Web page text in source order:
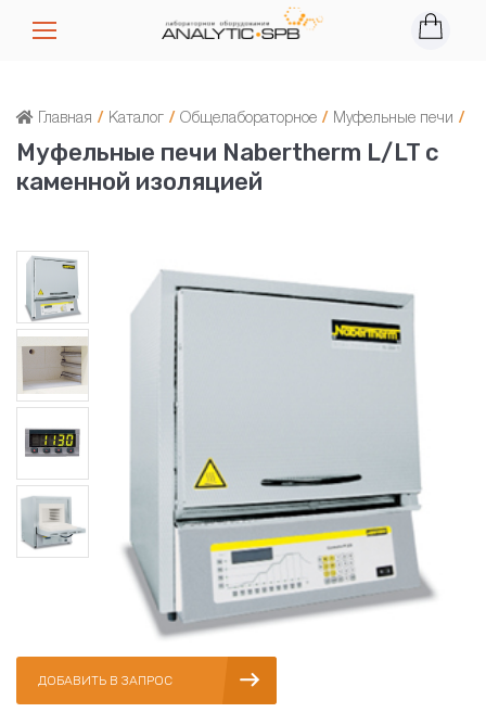
Главная / Каталог / Общелабораторное / Муфельные печи /
Муфельные печи Nabertherm L/LT с
каменной изоляцией
ДОБАВИТЬ В ЗАПРОС